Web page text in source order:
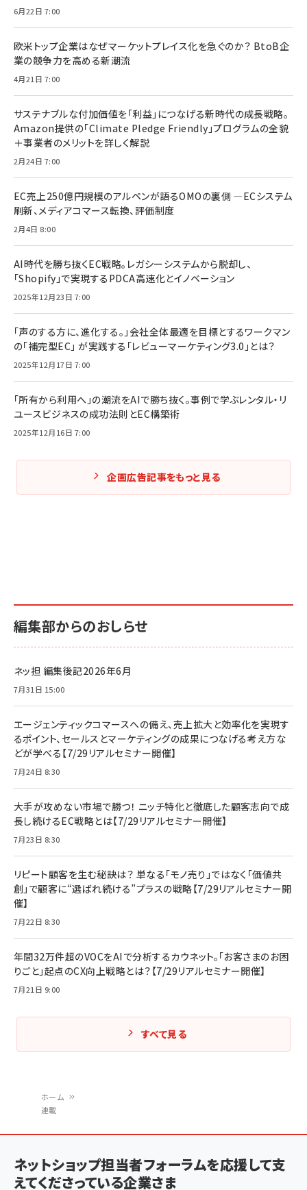
く
ホーム
連載
6月22日 7:00
欧米トップ企業はなぜマーケットプレイス化を急ぐのか？ BtoB企
業の競争力を高める新潮流
4月21日 7:00
サステナブルな付加価値を「利益」につなげる新時代の成長戦略。
Amazon提供の「Climate Pledge Friendly」プログラムの全貌
＋事業者のメリットを詳しく解説
2月24日 7:00
EC売上250億円規模のアルペンが語るOMOの裏側 ―ECシステム
刷新、メディアコマース転換、評価制度
2月4日 8:00
AI時代を勝ち抜くEC戦略。レガシーシステムから脱却し、
「Shopify」で実現するPDCA高速化とイノベーション
2025年12月23日 7:00
「声のする方に、進化する。」会社全体最適を目標とするワークマン
の「補完型EC」 が実践する「レビューマーケティング3.0」とは？
2025年12月17日 7:00
「所有から利用へ」の潮流をAIで勝ち抜く。事例で学ぶレンタル・リ
ユースビジネスの成功法則とEC構築術
2025年12月16日 7:00
企画広告記事をもっと見る
編集部からのおしらせ
ネッ担 編集後記2026年6月
7月31日 15:00
エージェンティックコマースへの備え、売上拡大と効率化を実現す
るポイント、セールスとマーケティングの成果につなげる考え方な
どが学べる【7/29リアルセミナー開催】
7月24日 8:30
大手が攻めない市場で勝つ！ ニッチ特化と徹底した顧客志向で成
長し続けるEC戦略とは【7/29リアルセミナー開催】
7月23日 8:30
リピート顧客を生む秘訣は？ 単なる「モノ売り」ではなく「価値共
創」で顧客に“選ばれ続ける”プラスの戦略【7/29リアルセミナー開
催】
7月22日 8:30
年間32万件超のVOCをAIで分析するカウネット。「お客さまのお困
りごと」起点のCX向上戦略とは？【7/29リアルセミナー開催】
7月21日 9:00
すべて見る
ネットショップ担当者フォーラムを応援して支
えてくださっている企業さま